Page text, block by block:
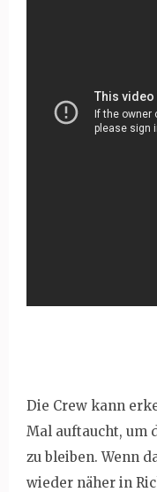
Die Crew kann
Mal auftaucht, um
zu bleiben. Wenn
wieder näher in